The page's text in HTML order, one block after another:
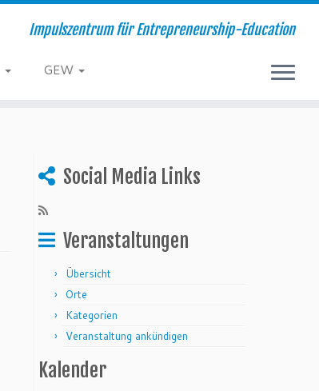
Impulszentrum für Entrepreneurship-Education
GEW
Social Media Links
Veranstaltungen
Übersicht
Orte
Kategorien
Veranstaltung ankündigen
Kalender